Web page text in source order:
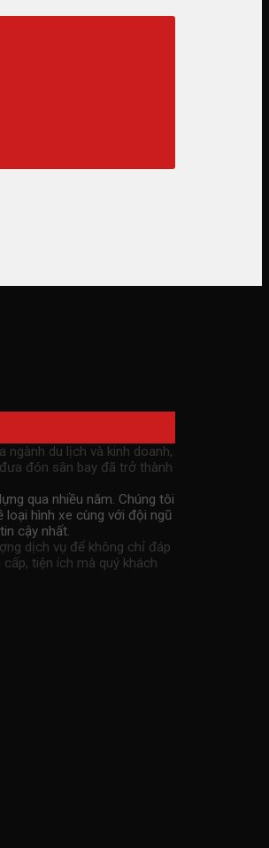
du lịch và kinh doanh,
đón sân bay đã trở thành
qua nhiều năm. Chúng tôi
hình xe cùng với đội ngũ
cậy nhất.
dịch vụ để không chỉ đáp
tiện ích mà quý khách